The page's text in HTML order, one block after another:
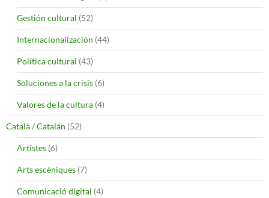
Gestión cultural (52)
Internacionalización (44)
Política cultural (43)
Soluciones a la crisis (6)
Valores de la cultura (4)
Català / Catalán (52)
Artistes (6)
Arts escèniques (7)
Comunicació digital (4)